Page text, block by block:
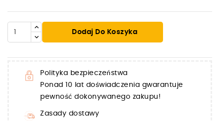
Dodaj Do Koszyka
Polityka bezpieczeństwa
Ponad 10 lat doświadczenia gwarantuje
pewność dokonywanego zakupu!
Zasady dostawy